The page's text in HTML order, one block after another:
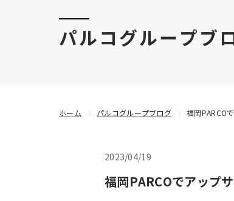
パルコグループブ
2023/04/19
福岡PARCOでアップ
ホーム パルコグループブログ 福岡PARCO